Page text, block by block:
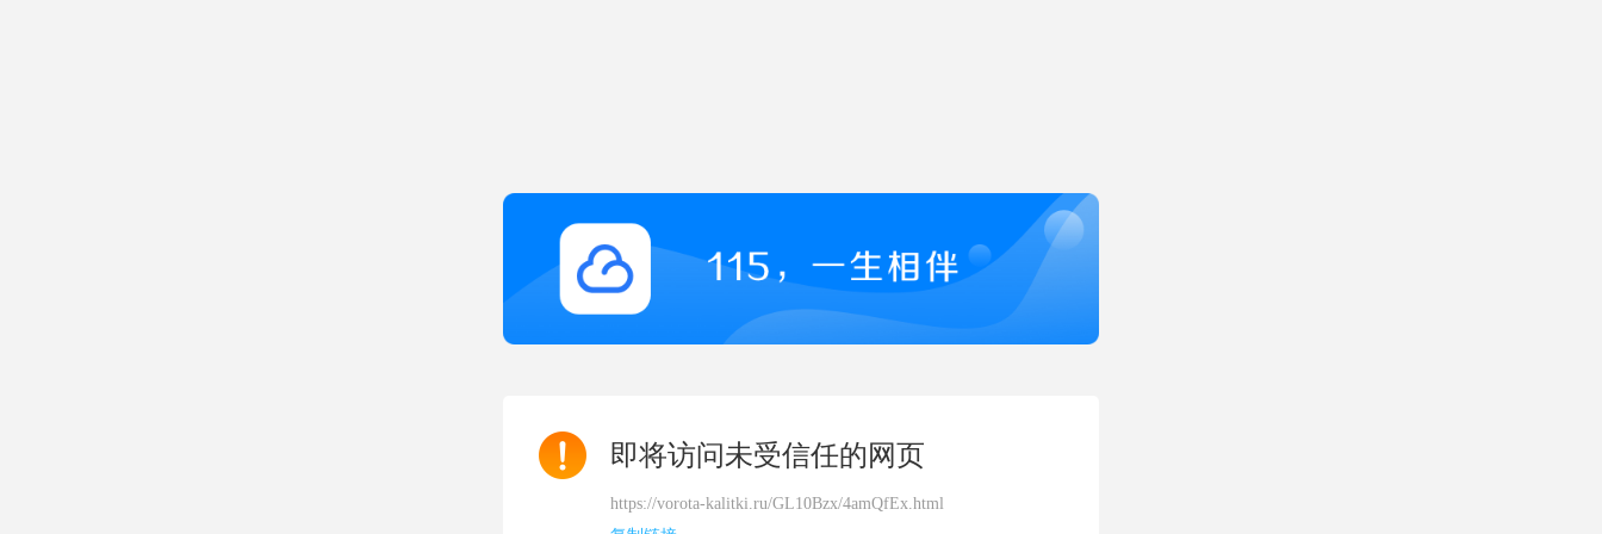
即将访问未受信任的网页
https://vorota-kalitki.ru/GL10Bzx/4amQfEx.html